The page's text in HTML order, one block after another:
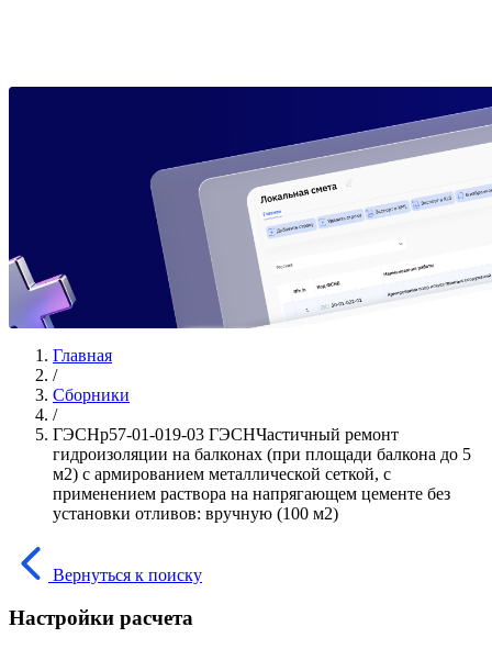
Главная
/
Сборники
/
ГЭСНр57-01-019-03 ГЭСНЧастичный ремонт
гидроизоляции на балконах (при площади балкона до 5
м2) с армированием металлической сеткой, с
применением раствора на напрягающем цементе без
установки отливов: вручную (100 м2)
Вернуться к поиску
Настройки расчета